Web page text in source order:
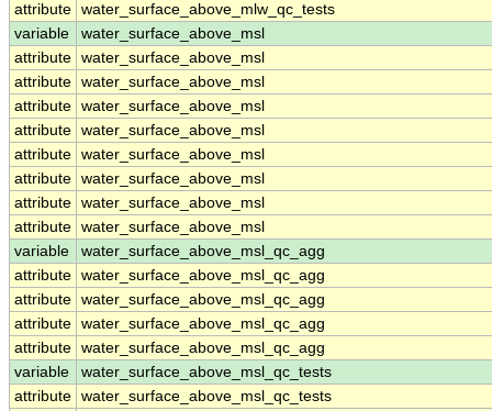
attribute water_surface_above_mlw_qc_tests
variable
water_surface_above_msl
attribute water_surface_above_msl
attribute water_surface_above_msl
attribute water_surface_above_msl
attribute water_surface_above_msl
attribute water_surface_above_msl
attribute water_surface_above_msl
attribute water_surface_above_msl
attribute water_surface_above_msl
variable
water_surface_above_msl_qc_agg
attribute water_surface_above_msl_qc_agg
attribute water_surface_above_msl_qc_agg
attribute water_surface_above_msl_qc_agg
attribute water_surface_above_msl_qc_agg
variable
water_surface_above_msl_qc_tests
attribute water_surface_above_msl_qc_tests